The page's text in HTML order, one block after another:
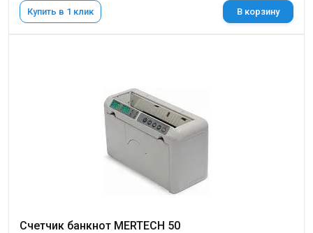
Купить в 1 клик В корзину
Счетчик банкнот MERTECH 50